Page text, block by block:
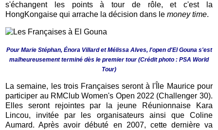
s'échangent les points à tour de rôle, et c'est la
HongKongaise qui arrache la décision dans lemoney time.
Pour Marie Stéphan, Énora Villard et Mélissa Alves, l'open d'El Gouna s'est
malheureusement terminé dès le premier tour (Crédit photo : PSA World
Tour)
La semaine, les trois Françaises seront à l'Île Maurice pour
participer au RMClub Women's Open 2022 (Challenger 30).
Elles seront rejointes par la jeune Réunionnaise Kara
Lincou, invitée par les organisateurs ainsi que Coline
Aumard. Après avoir débuté en 2007, cette dernière va